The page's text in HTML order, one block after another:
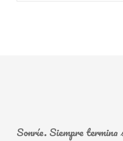
Sonríe. Siempre